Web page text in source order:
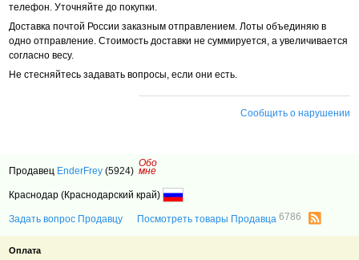
телефон. Уточняйте до покупки.
Доставка почтой России заказным отправлением. Лоты объединяю в
одно отправление. Стоимость доставки не суммируется, а увеличивается
согласно весу.
Не стесняйтесь задавать вопросы, если они есть.
Сообщить о нарушении
Продавец EnderFrey (5924)
Обо
мне
Краснодар (Краснодарский край)
Задать вопрос Продавцу Посмотреть товары Продавца6786
Оплата